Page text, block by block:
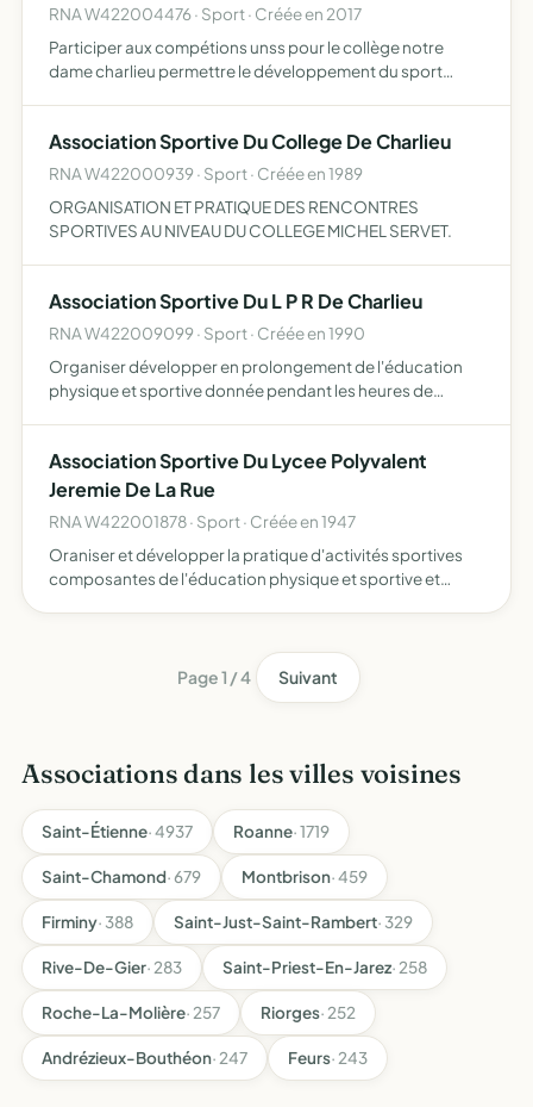
RNA W422004476 · Sport · Créée en 2017
Participer aux compétions unss pour le collège notre
dame charlieu permettre le développement du sport
Association Sportive Du College De Charlieu
RNA W422000939 · Sport · Créée en 1989
ORGANISATION ET PRATIQUE DES RENCONTRES
SPORTIVES AU NIVEAU DU COLLEGE MICHEL SERVET.
Association Sportive Du L P R De Charlieu
RNA W422009099 · Sport · Créée en 1990
Organiser développer en prolongement de l'éducation
physique et sportive donnée pendant les heures de
Association Sportive Du Lycee Polyvalent
Jeremie De La Rue
RNA W422001878 · Sport · Créée en 1947
Oraniser et développer la pratique d'activités sportives
composantes de l'éducation physique et sportive et
Page 1 / 4 Suivant
Associations dans les villes voisines
Saint-Étienne· 4937 Roanne· 1719
Saint-Chamond· 679 Montbrison· 459
Firminy· 388 Saint-Just-Saint-Rambert· 329
Rive-De-Gier· 283 Saint-Priest-En-Jarez· 258
Roche-La-Molière· 257 Riorges· 252
Andrézieux-Bouthéon· 247 Feurs· 243